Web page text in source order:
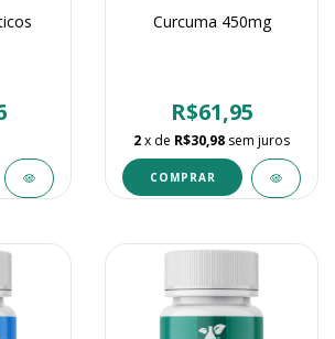
Curcuma 450mg
R$61,95
2x de R$30,98 sem juros
COMPRAR